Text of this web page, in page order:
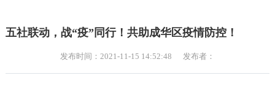
五社联动，战“疫”同行！共助成华区疫情防控！
发布时间：2021-11-15 14:52:48 发布者：